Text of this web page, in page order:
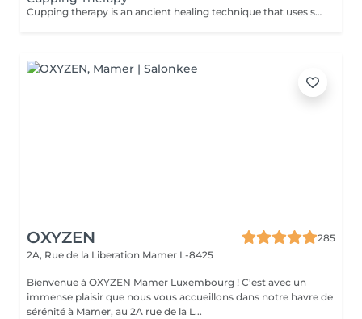
Cupping therapy is an ancient healing technique that uses special cups to create gentle suction on the skin. This suction promotes blood flow, relieves muscle tension, reduces inflammation, and supports deep relaxation. The treatment can help release toxins, improve circulation, and ease chronic pain or stiffness. *Please note that cupping therapy could just be added to a massage service with includes back massage.
OXYZEN
285
2A, Rue de la Liberation Mamer L-8425
Bienvenue à OXYZEN Mamer Luxembourg ! C'est avec un
immense plaisir que nous vous accueillons dans notre havre de
sérénité à Mamer, au 2A rue de la L...